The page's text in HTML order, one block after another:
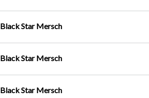
Black Star Mersch
Black Star Mersch
Black Star Mersch